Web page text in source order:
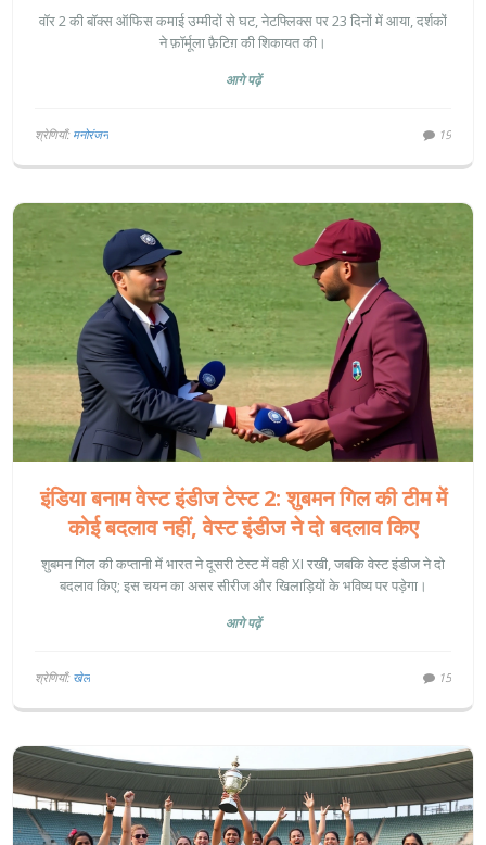
वॉर 2 की बॉक्स ऑफिस कमाई उम्मीदों से घट, नेटफ्लिक्स पर 23 दिनों में आया, दर्शकों
ने फ़ॉर्मूला फ़ैटिग़ की शिकायत की।
आगे पढ़ें
श्रेणियाँ: मनोरंजन 19
इंडिया बनाम वेस्ट इंडीज टेस्ट 2: शुबमन गिल की टीम में
कोई बदलाव नहीं, वेस्ट इंडीज ने दो बदलाव किए
शुबमन गिल की कप्तानी में भारत ने दूसरी टेस्ट में वही XI रखी, जबकि वेस्ट इंडीज ने दो
बदलाव किए; इस चयन का असर सीरीज और खिलाड़ियों के भविष्य पर पड़ेगा।
आगे पढ़ें
श्रेणियाँ: खेल 15